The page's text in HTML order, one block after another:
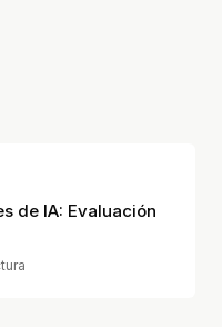
de IA: Evaluación